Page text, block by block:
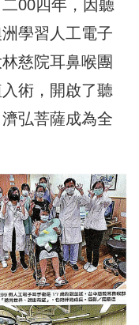
00四年，因聽
學習人工電子
慈院耳鼻喉團
術，開啟了聽
弘菩薩成為全